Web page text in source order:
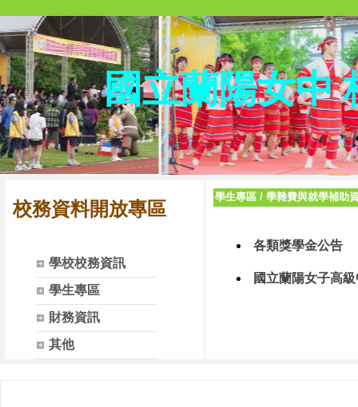
國立蘭陽女中
校務資料開放專區
學校校務資訊
學生專區
財務資訊
其他
學生專區 / 學雜費與就學補助
各類獎學金公告
國立蘭陽女子高